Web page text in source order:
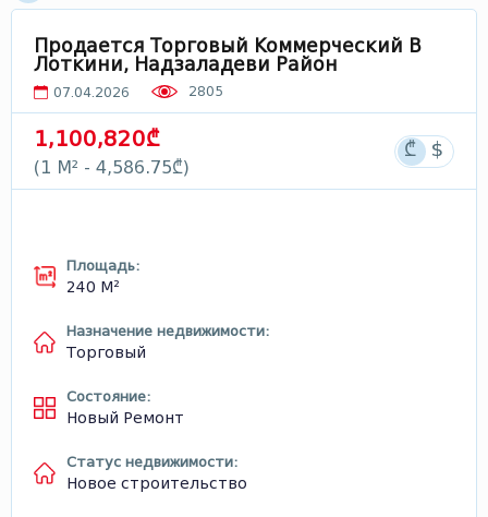
Продается Торговый Коммерческий В
Лоткини, Надзаладеви Район
07.04.2026 2805
1,100,820₾
(1 М² - 4,586.75₾)
Площадь:
240 М²
Назначение недвижимости:
Торговый
Состояние:
Новый Ремонт
Статус недвижимости:
Новое строительство